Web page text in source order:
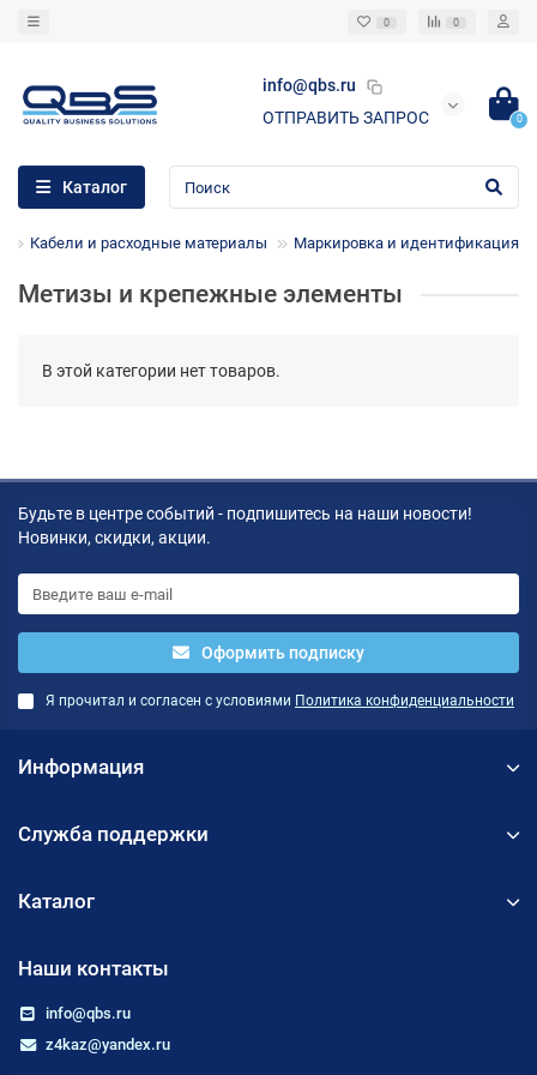
0 0
info@qbs.ru
ОТПРАВИТЬ ЗАПРОС
0
Каталог
Кабели и расходные материалы Маркировка и идентификация
Метизы и крепежные элементы
В этой категории нет товаров.
Будьте в центре событий - подпишитесь на наши новости!
Новинки, скидки, акции.
Оформить подписку
Я прочитал и согласен с условиями Политика конфиденциальности
Информация
Служба поддержки
Каталог
Наши контакты
info@qbs.ru
z4kaz@yandex.ru